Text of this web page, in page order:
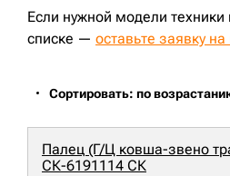
Если нужной модели техники
списке — оставьте заявку
Сортировать: по
Палец (Г/Ц ковша-звено
СК-6191114 СК